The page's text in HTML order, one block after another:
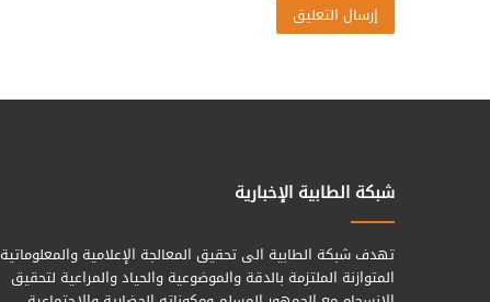
شبكة الطابية الإخبارية
تهدف شبكة الطابية الى تحقيق المعالجة الإعلامية والمعلوماتية
المتوازنة الملتزمة بالدقة والموضوعية والحياد والمراعية لتحقيق